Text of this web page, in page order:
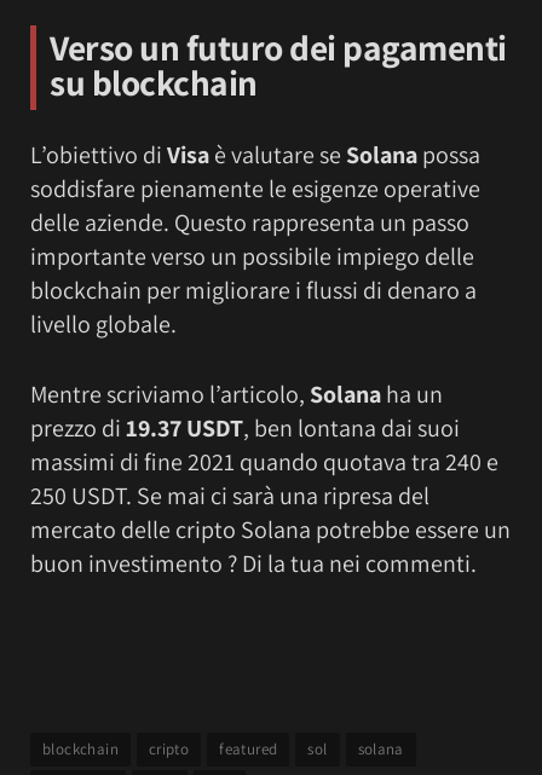
Verso un futuro dei pagamenti
su blockchain
L’obiettivo diVisaè valutare se Solanapossa
soddisfare pienamente le esigenze operative
delle aziende. Questo rappresenta un passo
importante verso un possibile impiego delle
blockchain per migliorare i flussi di denaro a
livello globale.
Mentre scriviamo l’articolo, Solanaha un
prezzo di19.37 USDT, ben lontana dai suoi
massimi di fine 2021 quando quotava tra 240 e
250 USDT. Se mai ci sarà una ripresa del
mercato delle cripto Solana potrebbe essere un
buon investimento ? Di la tua nei commenti.
blockchain cripto featured sol
solana